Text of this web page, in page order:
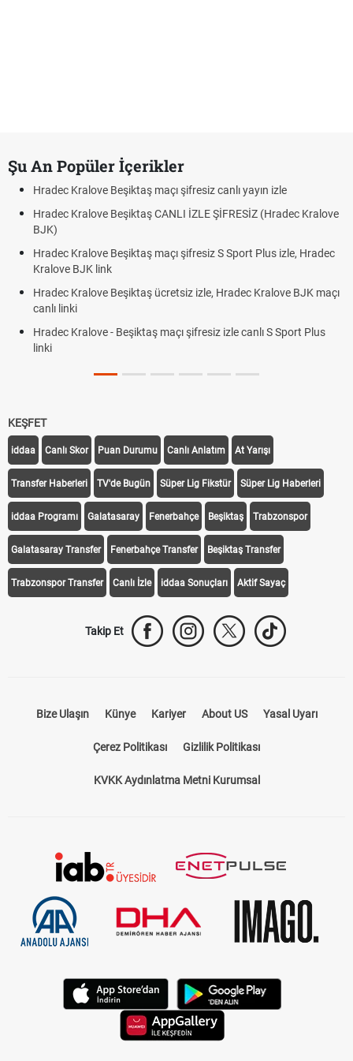
Şu An Popüler İçerikler
Hradec Kralove Beşiktaş maçı şifresiz canlı yayın izle
Hradec Kralove Beşiktaş CANLI İZLE ŞİFRESİZ (Hradec Kralove
BJK)
Hradec Kralove Beşiktaş maçı şifresiz S Sport Plus izle, Hradec
Kralove BJK link
Hradec Kralove Beşiktaş ücretsiz izle, Hradec Kralove BJK maçı
canlı linki
Hradec Kralove - Beşiktaş maçı şifresiz izle canlı S Sport Plus
linki
KEŞFET
iddaa Canlı Skor Puan Durumu Canlı Anlatım At Yarışı
Transfer Haberleri TV'de Bugün Süper Lig Fikstür Süper Lig Haberleri
iddaa Programı Galatasaray Fenerbahçe Beşiktaş Trabzonspor
Galatasaray Transfer Fenerbahçe Transfer Beşiktaş Transfer
Trabzonspor Transfer Canlı İzle iddaa Sonuçları Aktif Sayaç
Takip Et
Bize Ulaşın Künye Kariyer About US Yasal Uyarı
Çerez Politikası Gizlilik Politikası
KVKK Aydınlatma Metni Kurumsal